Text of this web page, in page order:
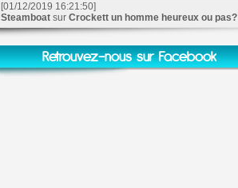
[01/12/2019 16:21:50]
Steamboat sur Crockett un homme heureux ou pas?
Retrouvez-nous sur Facebook